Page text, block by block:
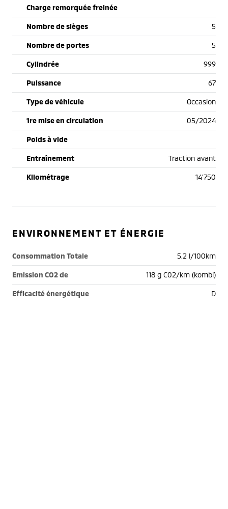
Charge remorquée freinée
Nombre de sièges 5
Nombre de portes 5
Cylindrée 999
Puissance 67
Type de véhicule Occasion
1re mise en circulation 05/2024
Poids à vide
Entraînement Traction avant
Kilométrage 14'750
ENVIRONNEMENT ET ÉNERGIE
Consommation Totale 5.2 l/100km
Emission CO2 de 118 g C02/km (kombi)
Efficacité énergétique D